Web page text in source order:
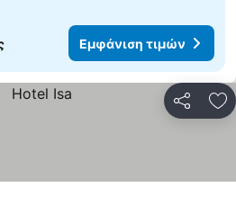
Εμφάνιση τιμών